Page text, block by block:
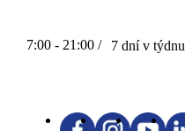
7:00 - 21:00 / 7 dní v týdnu